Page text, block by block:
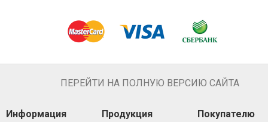
ПЕРЕЙТИ НА ПОЛНУЮ ВЕРСИЮ САЙТА
Информация Продукция Покупателю